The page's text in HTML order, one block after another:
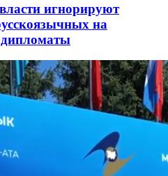
игнорируют
на